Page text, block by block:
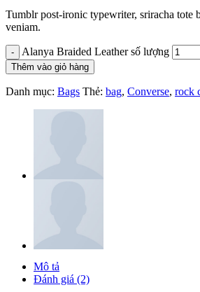
Tumblr post-ironic typewriter, sriracha
veniam.
Alanya Braided Leather số lượng
Thêm vào giỏ hàng
Danh mục: Bags Thẻ: bag, Converse, rock
Mô tả
Đánh giá (2)